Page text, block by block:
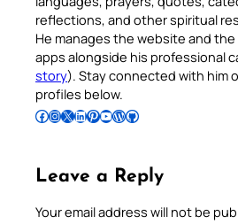
reflections, and other spiritual
He manages the website and
apps alongside his professional
story). Stay connected with him
profiles below.
Follow Pradeep on Facebook Follow Pradeep on InstagramFollow Pradeep on X Follow Pradeep on LinkedIn Follow Pradeep on Pinterest Subscribe to Pradeep’s Youtube Channel Follow Pradeep on WordPress Follow Pradeep on GitHub
Leave a Reply
Your email address will not be